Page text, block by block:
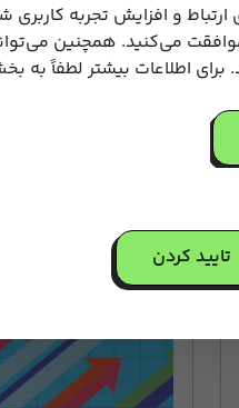
روش‌های افزایش نرخ
ارتباط و افزایش تجربه
می‌کنید. همچنین
برای اطلاعات بیشتر لطفاً
تایید کردن